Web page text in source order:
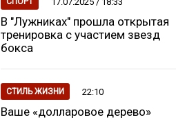
В "Лужниках" прошла открытая
тренировка с участием звезд
бокса
СТИЛЬ ЖИЗНИ 22:10
Ваше «долларовое дерево»